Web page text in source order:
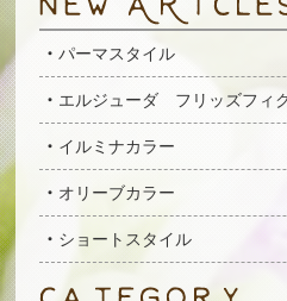
パーマスタイル
エルジューダ フリッズフィ
イルミナカラー
オリーブカラー
ショートスタイル